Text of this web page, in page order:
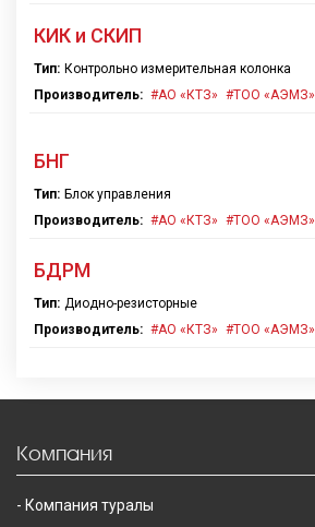
КИК и СКИП
Тип: Контрольно измерительная колонка
Производитель:
АО «КТЗ» ТОО «АЭМЗ»
БНГ
Тип: Блок управления
Производитель:
АО «КТЗ» ТОО «АЭМЗ»
БДРМ
Тип: Диодно-резисторные
Производитель:
АО «КТЗ» ТОО «АЭМЗ»
Компания
Компания туралы